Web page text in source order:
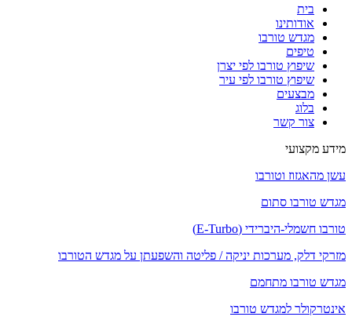
בית
אודותינו
מגדש טורבו
טיפים
שיפוץ טורבו לפי יצרן
שיפוץ טורבו לפי עיר
מבצעים
בלוג
צור קשר
מידע מקצועי
עשן מהאגזוז וטורבו
מגדש טורבו סתום
טורבו חשמלי-היברידי (E-Turbo)
מזרקי דלק, מערכות יניקה / פליטה והשפעתן על מגדש הטורבו
מגדש טורבו מתחמם
אינטרקולר למגדש טורבו